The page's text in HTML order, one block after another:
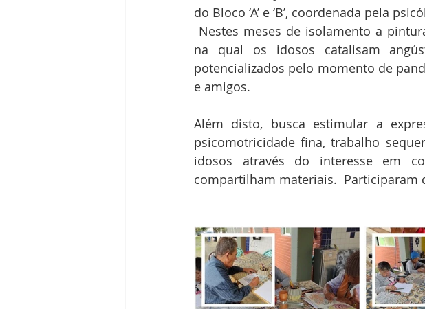
do Bloco ‘A’ e ‘B’, coordenada pela
na qual os idosos catalisam
potencializados pelo momento de
e amigos.
Além disto, busca estimular a
psicomotricidade fina, trabalho
idosos através do interesse em
compartilham materiais.  Participaram